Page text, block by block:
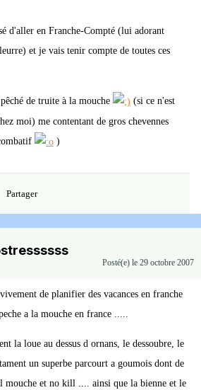
d'aller en Franche-Compté (lui adorant
et je vais tenir compte de toutes ces
de truite à la mouche
(si ce n'est
moi) me contentant de gros chevennes
)
Partager
Posté(e) le 29 octobre 2007
de planifier des vacances en franche
a la mouche en france .....
la loue au dessus d ornans, le dessoubre, le
un superbe parcourt a goumois dont de
mouche et no kill .... ainsi que la bienne et le